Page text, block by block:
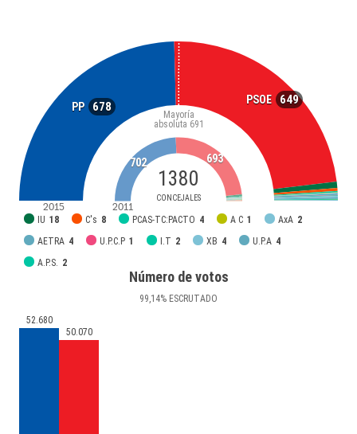
PP 678
PSOE 649
1380
CONCEJALES
Mayoría
absoluta 691
IU 18 C's 8 PCAS-TC:PACTO 4 A C 1 AxA 2
AETRA 4 U.P.C.P 1 I.T 2 XB 4 U.P.A 4
A.P.S. 2
702 693
2015 2011
Número de votos
99,14% ESCRUTADO
52.680
50.070